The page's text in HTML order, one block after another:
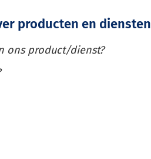
producten en diensten
ons product/dienst?